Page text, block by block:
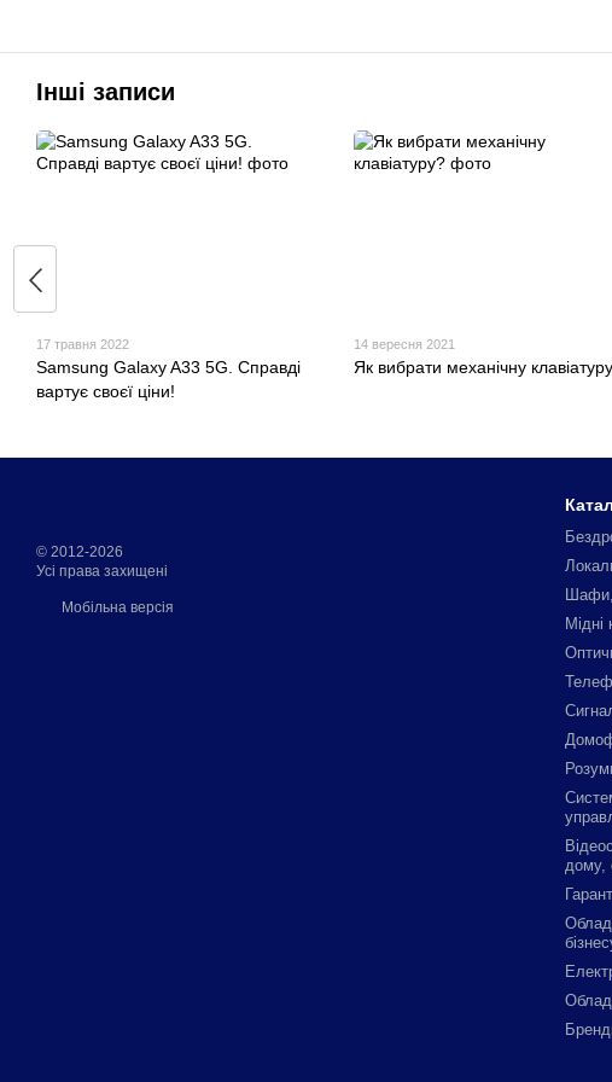
Інші записи
17 травня 2022
Samsung Galaxy A33 5G. Справді
вартує своєї ціни!
14 вересня 2021
Як вибрати механічну
© 2012-2026
Усі права захищені
Мобільна версія
Шафи,
Мідні
дому,